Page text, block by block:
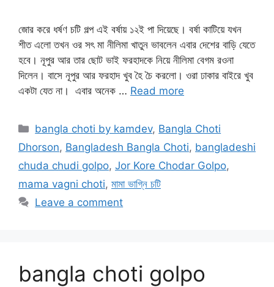
জোর করে ধর্ষণ চটি গল্প এই বর্ষায় ১২ই পা দিয়েছে। বর্ষা কাটিয়ে যখন
শীত এলো তখন ওর সৎ মা নীলিমা খাতুন ভাবলেন এবার দেশের বাড়ি যেতে
হবে। নূপুর আর তার ছোট ভাই ফরহাদকে নিয়ে নীলিমা বেগম রওনা
দিলেন। বাসে নূপুর আর ফরহাদ খুব হৈ চৈ করলো। ওরা ঢাকার বাইরে খুব
একটা যেত না। এবার অনেক … Read more
Categories
bangla choti by kamdev, Bangla Choti
Dhorson, Bangladesh Bangla Choti, bangladeshi
chuda chudi golpo, Jor Kore Chodar Golpo,
mama vagni choti, মামা ভাগ্নি চটি
Leave a comment
bangla choti golpo